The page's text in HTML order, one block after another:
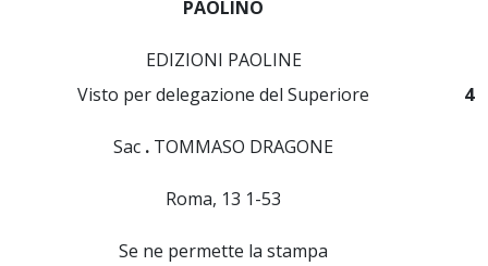
PAOLINO
EDIZIONI PAOLINE
Visto per delegazione del Superiore
Sac . TOMMASO DRAGONE
Roma, 13 1-53
Se ne permette la stampa
4